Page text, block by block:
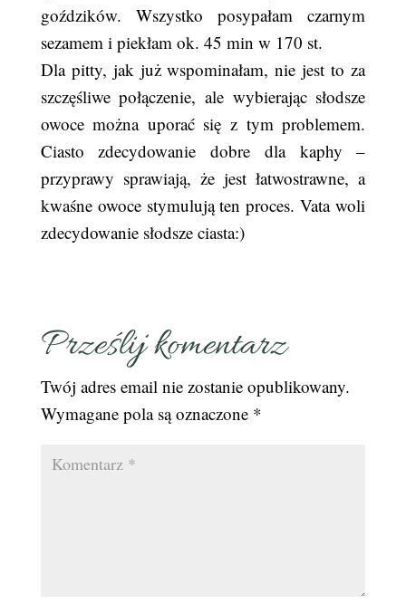
goździków. Wszystko posypałam czarnym
sezamem i piekłam ok. 45 min w 170 st.
Dla pitty, jak już wspominałam, nie jest to za
szczęśliwe połączenie, ale wybierając słodsze
owoce można uporać się z tym problemem.
Ciasto zdecydowanie dobre dla kaphy –
przyprawy sprawiają, że jest łatwostrawne, a
kwaśne owoce stymulują ten proces. Vata woli
zdecydowanie słodsze ciasta:)
Prześlij komentarz
Twój adres email nie zostanie opublikowany.
Wymagane pola są oznaczone *